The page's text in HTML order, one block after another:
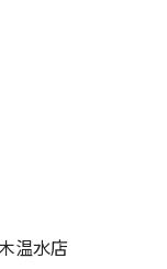
温水店